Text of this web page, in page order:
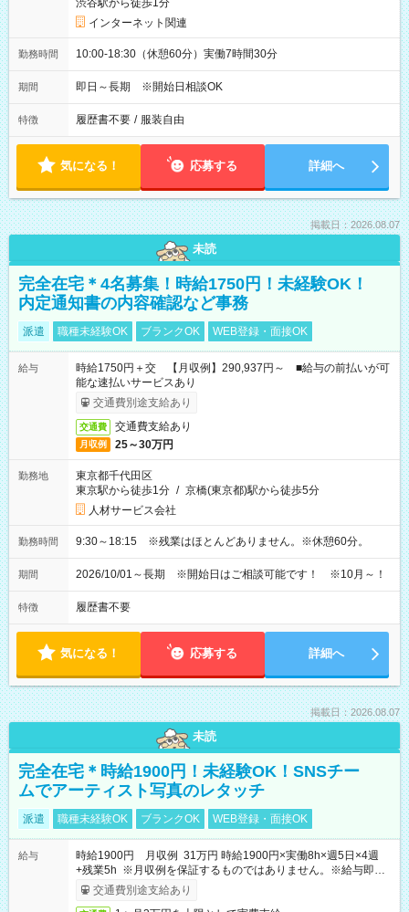
渋谷駅から徒歩1分
インターネット関連
勤務時間 10:00-18:30（休憩60分）実働7時間30分
期間 即日～長期 ※開始日相談OK
特徴 履歴書不要 / 服装自由
気になる！ 応募する 詳細へ
掲載日：2026.08.07
未読
完全在宅＊4名募集！時給1750円！未経験OK！
内定通知書の内容確認など事務
派遣 職種未経験OK ブランクOK WEB登録・面接OK
給与
時給1750円＋交 【月収例】290,937円～ ■給与の前払いが可
能な速払いサービスあり
交通費別途支給あり
交通費 交通費支給あり
月収例 25～30万円
勤務地
東京都千代田区
東京駅から徒歩1分 / 京橋(東京都)駅から徒歩5分
人材サービス会社
勤務時間 9:30～18:15 ※残業はほとんどありません。※休憩60分。
期間 2026/10/01～長期 ※開始日はご相談可能です！ ※10月～！
特徴 履歴書不要
気になる！ 応募する 詳細へ
掲載日：2026.08.07
未読
完全在宅＊時給1900円！未経験OK！SNSチー
ムでアーティスト写真のレタッチ
派遣 職種未経験OK ブランクOK WEB登録・面接OK
給与
時給1900円 月収例 31万円 時給1900円×実働8h×週5日×4週
+残業5h ※月収例を保証するものではありません。※給与即受
取りサービス利用可（利用条件有）
交通費別途支給あり